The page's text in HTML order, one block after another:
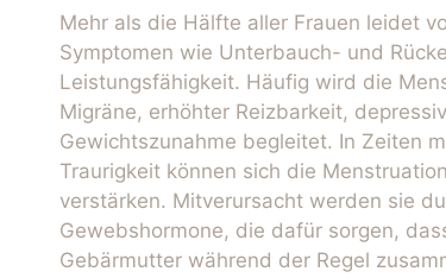
Mehr als die Hälfte aller Frauen leidet
Symptomen wie Unterbauch- und
Leistungsfähigkeit. Häufig wird die
Migräne, erhöhter Reizbarkeit,
Gewichtszunahme begleitet. In Zeiten
Traurigkeit können sich die
verstärken. Mitverursacht werden sie
Gewebshormone, die dafür sorgen,
Gebärmutter während der Regel